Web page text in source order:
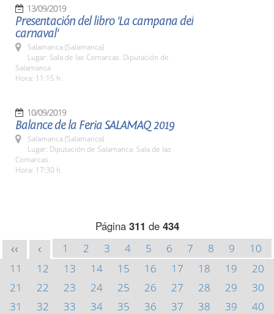
13/09/2019
Presentación del libro 'La campana del
carnaval'
Salamanca (Salamanca)
Lugar: Sala de las Comarcas. Diputación de
Salamanca
Hora: 11:15 h.
10/09/2019
Balance de la Feria SALAMAQ 2019
Salamanca (Salamanca)
Lugar: Diputación de Salamanca. Sala de las
Comarcas
Hora: 17:30 h.
Página 311 de 434
<< < 1 2 3 4 5 6 7 8 9
10
11
12 13 14 15 16 17 18 19
20
21
22 23 24 25 26 27 28 29
30
31
32 33 34 35 36 37 38 39
40